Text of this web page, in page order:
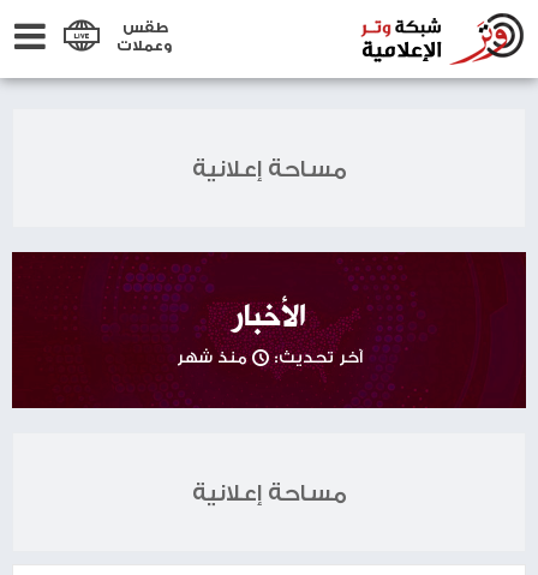
طقس
وعملات
مساحة إعلانية
الأخبار
آخر تحديث: منذ شهر
مساحة إعلانية